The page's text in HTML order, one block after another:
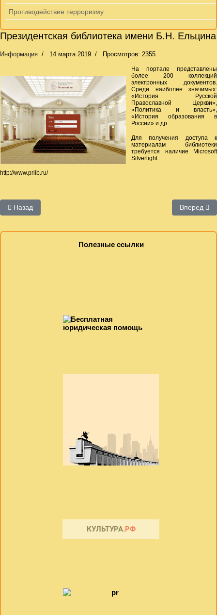
Противодействие терроризму
Президентская библиотека имени Б.Н. Ельцина
Информация 14 марта 2019 Просмотров: 2355
На портале представлены
более 200 коллекций
электронных документов.
Среди наиболее значимых:
«История Русской
Православной Церкви»,
«Политика и власть»,
«История образования в
России» и др.
Для получения доступа к
материалам библиотеки
требуется наличие Microsoft
Silverlight.
http://www.prlib.ru/
Предыдущий: Руниверс
Назад Вперед
Полезные ссылки